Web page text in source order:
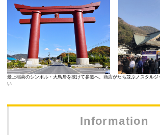
最上稲荷のシンボル・大鳥居を抜けて参道へ。商店がたち並ぶノスタル
い
Information